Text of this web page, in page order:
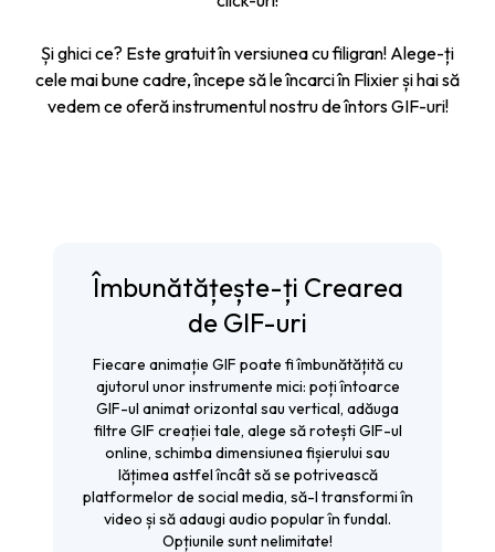
Și ghici ce? Este gratuit în versiunea cu filigran! Alege-ți
cele mai bune cadre, începe să le încarci în Flixier și hai să
vedem ce oferă instrumentul nostru de întors GIF-uri!
Îmbunătățește-ți Crearea
de GIF-uri
Fiecare animație GIF poate fi îmbunătățită cu
ajutorul unor instrumente mici: poți întoarce
GIF-ul animat orizontal sau vertical, adăuga
filtre GIF creației tale, alege să rotești GIF-ul
online, schimba dimensiunea fișierului sau
lățimea astfel încât să se potrivească
platformelor de social media, să-l transformi în
video și să adaugi audio popular în fundal.
Opțiunile sunt nelimitate!